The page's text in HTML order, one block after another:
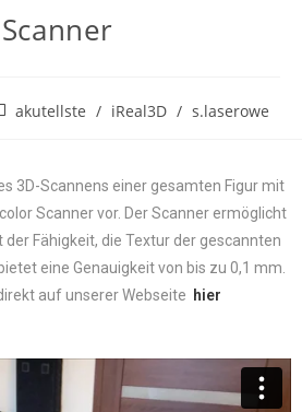
Scanner
akutellste / iReal3D / s.laserowe
3D-Scannens einer gesamten Figur mit
Scanner vor. Der Scanner ermöglicht
Fähigkeit, die Textur der gescannten
eine Genauigkeit von bis zu 0,1 mm.
auf unserer Webseite hier